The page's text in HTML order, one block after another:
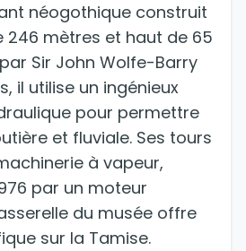
néogothique construit
246 mètres et haut de 65
Sir John Wolfe-Barry
il utilise un ingénieux
pour permettre
et fluviale. Ses tours
à vapeur,
par un moteur
du musée offre
sur la Tamise.